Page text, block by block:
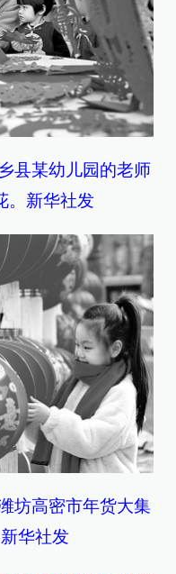
县某幼儿园的老师
。新华社发
坊高密市年货大集
华社发